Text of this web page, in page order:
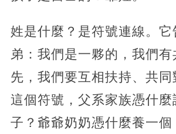
姓是什麼？是符號連線。它
弟：我們是一夥的，我們有
先，我們要互相扶持、共同
這個符號，父系家族憑什麼
子？爺爺奶奶憑什麼養一個